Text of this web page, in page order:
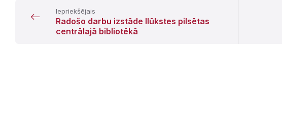
Iepriekšējais
Radošo darbu izstāde Ilūkstes pilsētas
centrālajā bibliotēkā